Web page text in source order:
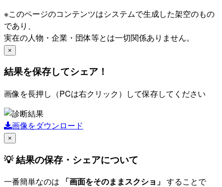
※このページのコンテンツはシステムで生成した架空のもの
であり、
実在の人物・企業・団体等とは一切関係ありません。
×
結果を保存してシェア！
画像を長押し（PCは右クリック）して保存してください
画像をダウンロード
×
💡 結果の保存・シェアについて
一番簡単なのは 「画面をそのままスクショ」 することで